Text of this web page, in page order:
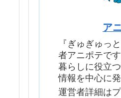
ア
『ぎゅぎゅっ
者アニポテです
暮らしに役立
情報を中心に
運営者詳細は